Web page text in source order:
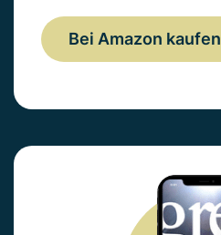
Bei Amazon kaufen